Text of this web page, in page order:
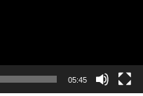
05:45